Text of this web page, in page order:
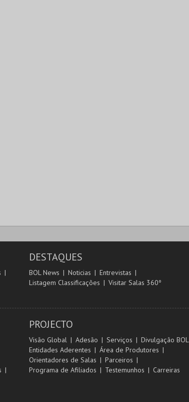
DESTAQUES
BOL News Noticias
Entrevistas
Listagem Classificações
Visitar Salas 360º
PROJECTO
Visão Global Adesão Serviços
Divulgação BOL
Entidades Aderentes
Área de Produtores
Orientadores de Salas
Parceiros
Programa de Afiliados
Testemunhos Carreiras